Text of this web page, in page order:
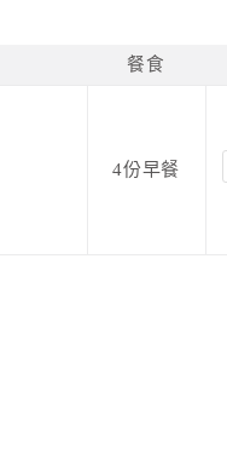
餐食
4份早餐